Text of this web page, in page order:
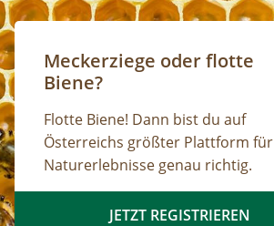
Meckerziege oder flotte
Biene?
Flotte Biene! Dann bist du auf
Österreichs größter Plattform für
Naturerlebnisse genau richtig.
JETZT REGISTRIEREN